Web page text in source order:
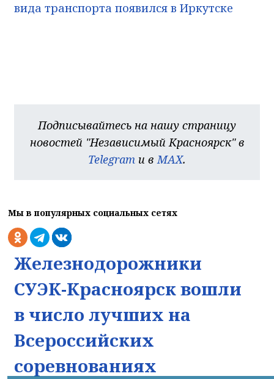
вида транспорта появился в Иркутске
Подписывайтесь на нашу страницу
новостей "Независимый Красноярск" в
Telegram и вMAX.
Мы в популярных социальных сетях
Железнодорожники
СУЭК-Красноярск вошли
в число лучших на
Всероссийских
соревнованиях